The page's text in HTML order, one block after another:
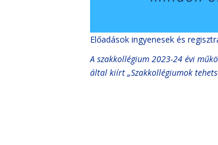
Előadások ingyenesek és
A szakkollégium 2023-24 évi
által kiírt „Szakkollégiumok